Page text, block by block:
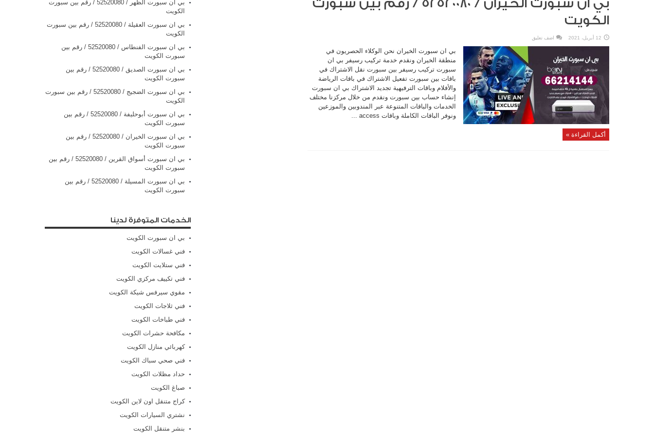
بي ان سبورت الخيران / 52520080 / رقم بين سبورت
الكويت
12 أبريل، 2021 اضف تعليق
بي ان سبورت الخيران نحن الوكلاء الحصريون في
منطقة الخيران ونقدم خدمة تركيب رسيفر بي ان
سبورت تركيب رسيفر بين سبورت نقل الاشتراك في
باقات بين سبورت تفعيل الاشتراك في باقات الرياضة
والأفلام وباقات الترفيهية تجديد الاشتراك بي ان سبورت
إنشاء حساب بين سبورت ونقدم من خلال مركزنا مختلف
الخدمات والباقات المتنوعة عبر المندوبين والموزعين
ونوفر الباقات الكاملة وباقات access ...
أكمل القراءة »
بي ان سبورت الظهر / 52520080 / رقم بين سبورت
الكويت
بي ان سبورت العقيلة / 52520080 / رقم بين سبورت
الكويت
بي ان سبورت الفنطاس / 52520080 / رقم بين
سبورت الكويت
بي ان سبورت الصديق / 52520080 / رقم بين
سبورت الكويت
بي ان سبورت الضجيج / 52520080 / رقم بين سبورت
الكويت
بي ان سبورت أبوحليفة / 52520080 / رقم بين
سبورت الكويت
بي ان سبورت الخيران / 52520080 / رقم بين
سبورت الكويت
بي ان سبورت أسواق القرين / 52520080 / رقم بين
سبورت الكويت
بي ان سبورت المسيلة / 52520080 / رقم بين
سبورت الكويت
الخدمات المتوفرة لدينا
بي ان سبورت الكويت
فني غسالات الكويت
فني ستلايت الكويت
فني تكييف مركزي الكويت
مقوي سيرفس شيكة الكويت
فني ثلاجات الكويت
فني طباخات الكويت
مكافحة حشرات الكويت
كهربائي منازل الكويت
فني صحي سباك الكويت
حداد مظلات الكويت
صباغ الكويت
كراج متنقل اون لاين الكويت
نشتري السيارات الكويت
بنشر متنقل الكويت